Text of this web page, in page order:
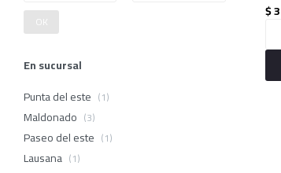
$
OK
En sucursal
Punta del este (1)
Maldonado (3)
Paseo del este (1)
Lausana (1)